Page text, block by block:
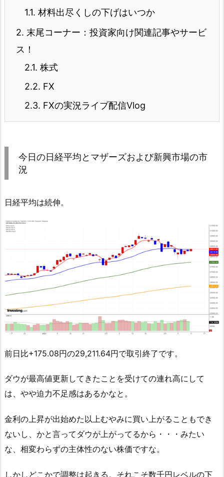
1.1. 材料出尽くしの下げはいつか
2. 末尾コーナー：投資家向け関連記事やサービ
ス！
2.1. 株式
2.2. FX
2.3. FXの実況ライブ配信Vlog
今日の日経平均とマザーズおよび新興市場の市
況
日経平均は続伸。
前日比+175.08円の29,211.64円で取引終了です。
ダウが最高値更新してきたことを受けての連れ高にして
は、やや迫力不足感はあるかなと。
金利の上昇が出始めた以上むやみに買い上がることもでき
ないし、かと言ってダウが上がってるから・・・みたい
な、相変わらずの主体性のない株価ですな。
しかしどこかで調整は起きる。それこそ数千円レベルの下